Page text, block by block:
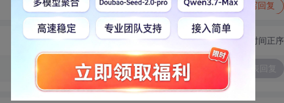
转发到动态 举报 写回复
切换为时间正序